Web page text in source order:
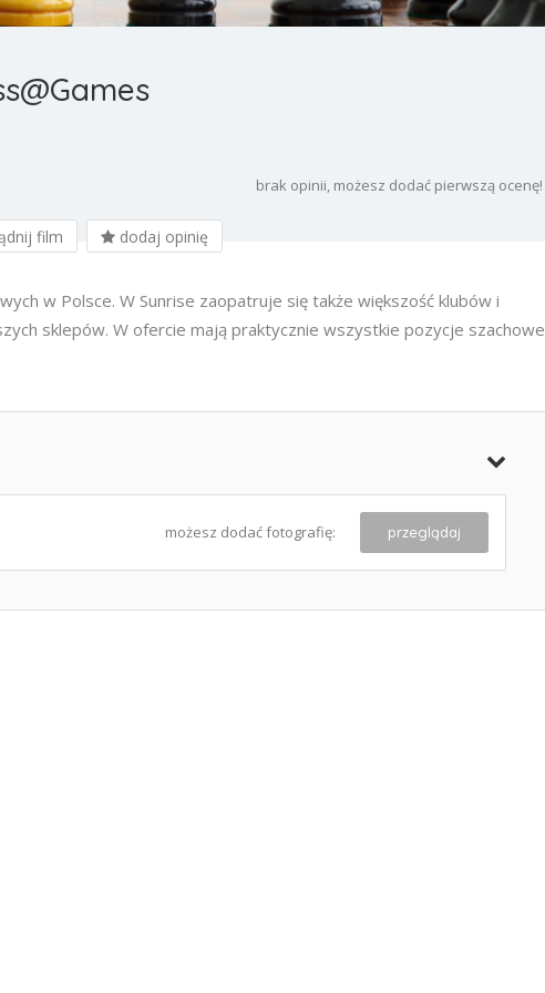
brak opinii, możesz dodać pierwszą ocenę!
film dodaj opinię
w Polsce. W Sunrise zaopatruje się także większość klubów i
sklepów. W ofercie mają praktycznie wszystkie pozycje szachowe
możesz dodać fotografię: przeglądaj